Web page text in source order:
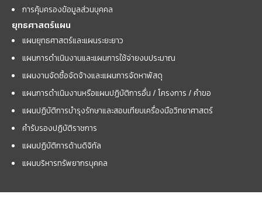
การคุ้มครองข้อมูลส่วนบุคคล
ยุทธศาสตร์แผน
แผนยุทธศาสตร์และแผนระยะยาว
แผนการดำเนินงานและแผนการใช้จ่ายงบประมาณ
แผนงานจัดซื้อจัดจ้างและแผนการจัดหาพัสดุ
แผนการดำเนินงานหรือแผนปฏิบัติการอื่น / โครงการ / คำขอ
แผนปฏิบัติการบำรุงรักษาและสอบเทียบเครื่องมือวิทยาศาสตร์
คำรับรองปฏิบัติราชการ
แผนปฏิบัติการด้านดิจิทัล
แผนบริหารทรัพยากรบุคคล